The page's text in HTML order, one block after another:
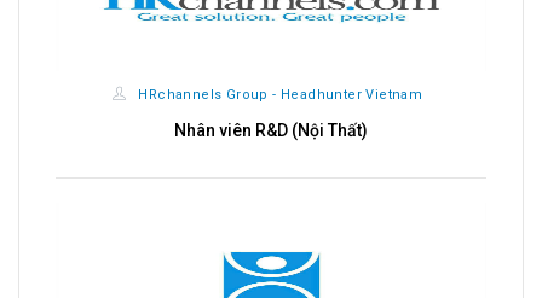
HRchannels Group - Headhunter Vietnam
Nhân viên R&D (Nội Thất)